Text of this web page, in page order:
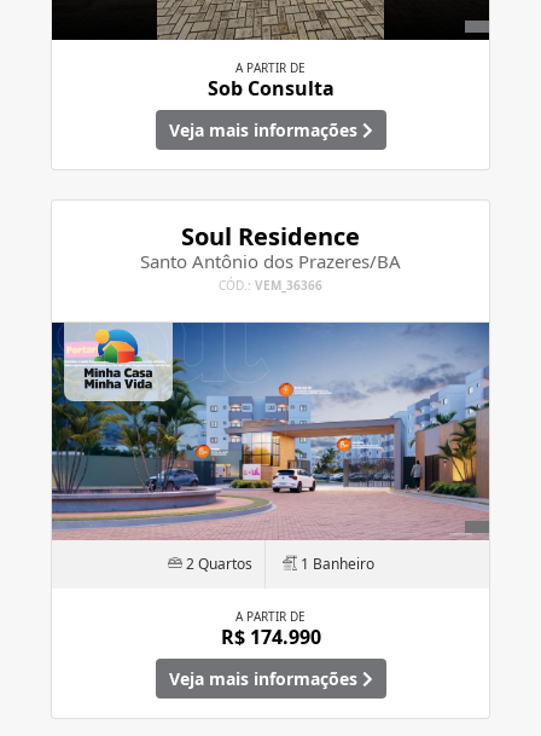
A PARTIR DE
Sob Consulta
Veja mais informações
Soul Residence
Santo Antônio dos Prazeres/BA
CÓD.: VEM_36366
2 Quartos 1 Banheiro
A PARTIR DE
R$ 174.990
Veja mais informações